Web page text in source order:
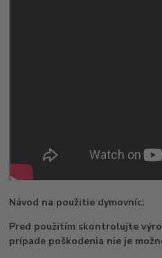
Návod na použitie dymovníc:
Pred použitím skontrolujte
prípade poškodenia nie je